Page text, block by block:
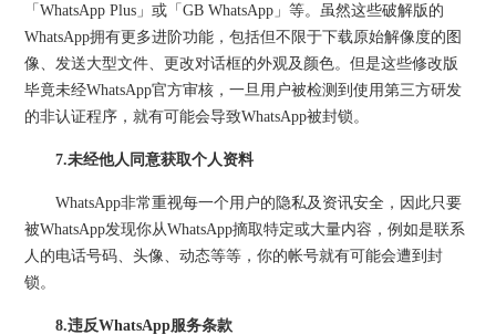
「WhatsApp Plus」或「GB WhatsApp」等。虽然这些破解版的
WhatsApp拥有更多进阶功能，包括但不限于下载原始解像度的图
像、发送大型文件、更改对话框的外观及颜色。但是这些修改版
毕竟未经WhatsApp官方审核，一旦用户被检测到使用第三方研发
的非认证程序，就有可能会导致WhatsApp被封锁。
7.未经他人同意获取个人资料
WhatsApp非常重视每一个用户的隐私及资讯安全，因此只要
被WhatsApp发现你从WhatsApp摘取特定或大量内容，例如是联系
人的电话号码、头像、动态等等，你的帐号就有可能会遭到封
锁。
8.违反WhatsApp服务条款